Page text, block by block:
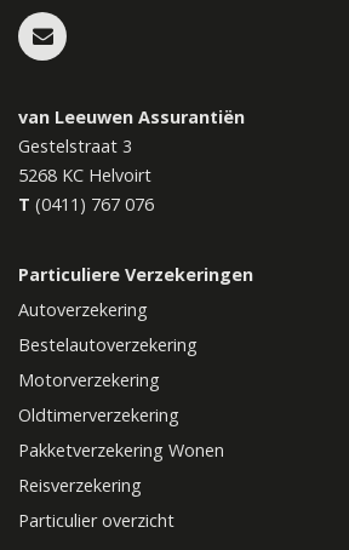
van Leeuwen Assurantiën
Gestelstraat 3
5268 KC Helvoirt
T (0411) 767 076
Particuliere Verzekeringen
Autoverzekering
Bestelautoverzekering
Motorverzekering
Oldtimerverzekering
Pakketverzekering Wonen
Reisverzekering
Particulier overzicht